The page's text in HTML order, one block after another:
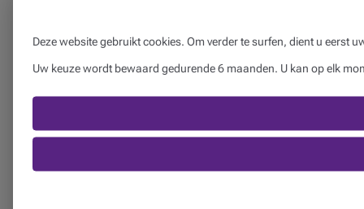
Deze website gebruikt cookies. Om verder te surfen, dient u eerst
Uw keuze wordt bewaard gedurende 6 maanden. U kan op elk